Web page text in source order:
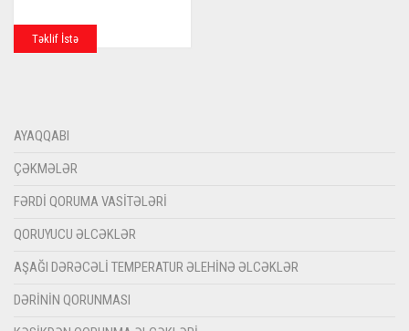
Təklif İstə
AYAQQABI
ÇƏKMƏLƏR
FƏRDI QORUMA VASITƏLƏRI
QORUYUCU ƏLCƏKLƏR
AŞAĞI DƏRƏCƏLI TEMPERATUR ƏLEHINƏ ƏLCƏKLƏR
DƏRININ QORUNMASI